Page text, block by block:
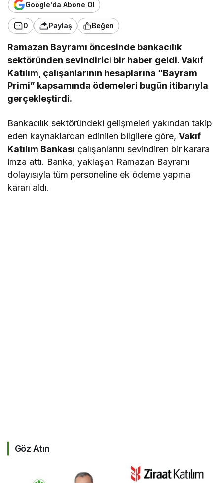
Google'da Abone Ol
0 Paylaş Beğen
Ramazan Bayramı öncesinde bankacılık
sektöründen sevindirici bir haber geldi. Vakıf
Katılım, çalışanlarının hesaplarına “Bayram
Primi” kapsamında ödemeleri bugün itibarıyla
gerçekleştirdi.
​Bankacılık sektöründeki gelişmeleri yakından takip
eden kaynaklardan edinilen bilgilere göre,Vakıf
Katılım Bankası çalışanlarını sevindiren bir karara
imza attı. Banka, yaklaşan Ramazan Bayramı
dolayısıyla tüm personeline ek ödeme yapma
kararı aldı.
Göz Atın